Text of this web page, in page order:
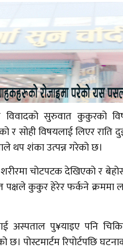
विवादको सुरुवात कुकुरको
र सोही विषयलाई लिएर
थप शंका उत्पन्न गरेको छ।
चोटपटक देखिएको र
पक्षले कुकुर हेरेर फर्कने क्रममा
अस्पताल पु¥याइए पनि
छ। पोस्टमार्टम रिपोर्टपछि